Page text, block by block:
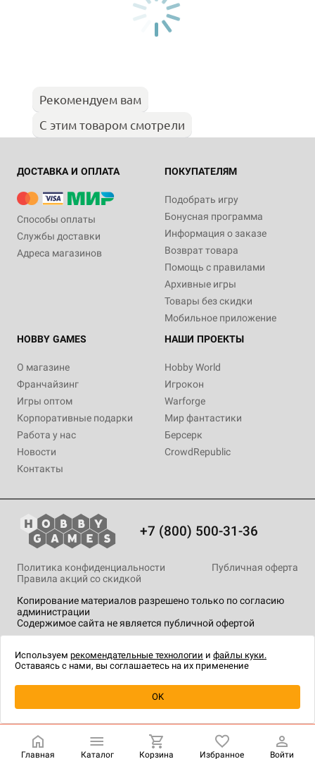
Уведомить о наличии
Рекомендуем вам
С этим товаром смотрели
ДОСТАВКА И ОПЛАТА
Способы оплаты
Службы доставки
Адреса магазинов
ПОКУПАТЕЛЯМ
Подобрать игру
Бонусная программа
Информация о заказе
Возврат товара
Помощь с правилами
Архивные игры
Товары без скидки
Мобильное приложение
HOBBY GAMES
О магазине
Франчайзинг
Игры оптом
Корпоративные подарки
Работа у нас
Новости
Контакты
НАШИ ПРОЕКТЫ
Hobby World
Игрокон
Warforge
Мир фантастики
Берсерк
CrowdRepublic
+7 (800) 500-31-36
Копирование материалов разрешено только по согласию
администрации
Содержимое сайта не является публичной офертой
Политика конфиденциальности
Публичная оферта
Правила акций со скидкой
технологии.
Главная Каталог Корзина Избранное Войти
Используем рекомендательные технологии и файлы куки.
Оставаясь с нами, вы соглашаетесь на их применение
OK